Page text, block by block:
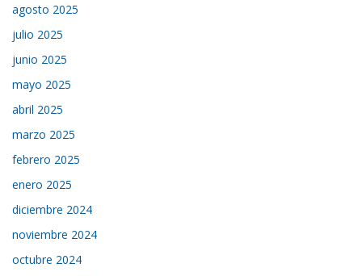
agosto 2025
julio 2025
junio 2025
mayo 2025
abril 2025
marzo 2025
febrero 2025
enero 2025
diciembre 2024
noviembre 2024
octubre 2024